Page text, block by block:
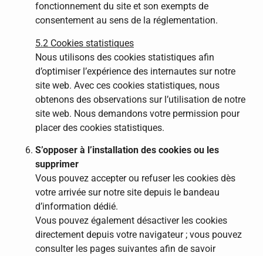
fonctionnement du site et son exempts de
consentement au sens de la réglementation.
5.2 Cookies statistiques
Nous utilisons des cookies statistiques afin
d’optimiser l’expérience des internautes sur notre
site web. Avec ces cookies statistiques, nous
obtenons des observations sur l’utilisation de notre
site web. Nous demandons votre permission pour
placer des cookies statistiques.
S’opposer à l’installation des cookies ou les
supprimer
Vous pouvez accepter ou refuser les cookies dès
votre arrivée sur notre site depuis le bandeau
d’information dédié.
Vous pouvez également désactiver les cookies
directement depuis votre navigateur ; vous pouvez
consulter les pages suivantes afin de savoir